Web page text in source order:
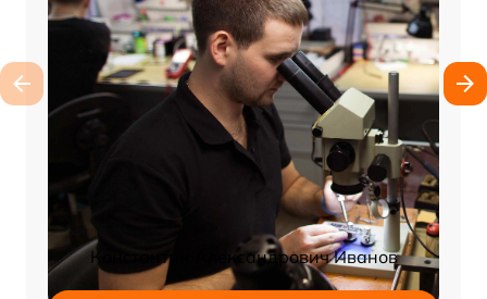
Константин Александрович Иванов